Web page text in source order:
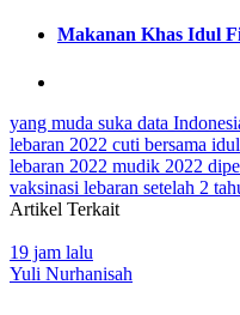
Makanan Khas Idul
yang muda suka data
lebaran 2022 cuti bersama
lebaran 2022 mudik 2022
vaksinasi lebaran setelah 2
Artikel Terkait
19 jam lalu
Yuli Nurhanisah